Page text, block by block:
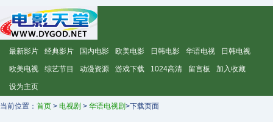
最新影片 经典影片 国内电影 欧美电影 日韩电影 华语电视 日韩电视
欧美电视 综艺节目 动漫资源 游戏下载 1024高清 留言板 加入收藏
设为主页
当前位置： 首页 > 电视剧 > 华语电视剧>下载页面